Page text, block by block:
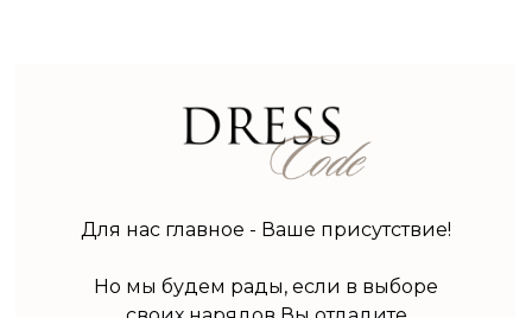
Для нас главное - Ваше присутствие!
Но мы будем рады, если в выборе